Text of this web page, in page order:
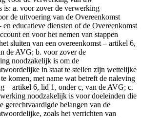
is: a. voor zover de verwerking
de uitvoering van de Overeenkomst
educatieve diensten of de Overeenkomst
en voor het nemen van stappen
sluiten van een overeenkomst – artikel 6,
de AVG; b. voor zover de
noodzakelijk is om de
in staat te stellen zijn wettelijke
komen, met name wat betreft de naleving
– artikel 6, lid 1, onder c, van de AVG; c.
noodzakelijk is voor doeleinden die
gerechtvaardigde belangen van de
zoals het verrichten van